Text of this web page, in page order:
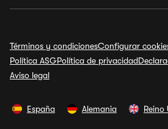
Términos y condicionesConfigurar
Política ASGPolítica de privacidad
Aviso legal
España Alemania Reino